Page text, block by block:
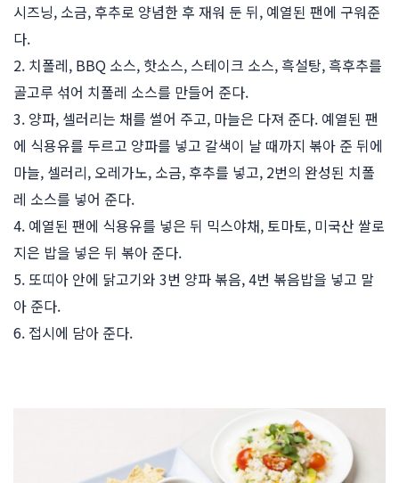
시즈닝, 소금, 후추로 양념한 후 재워 둔 뒤, 예열된 팬에 구워준
다.
2. 치폴레, BBQ 소스, 핫소스, 스테이크 소스, 흑설탕, 흑후추를
골고루 섞어 치폴레 소스를 만들어 준다.
3. 양파, 셀러리는 채를 썰어 주고, 마늘은 다져 준다. 예열된 팬
에 식용유를 두르고 양파를 넣고 갈색이 날 때까지 볶아 준 뒤에
마늘, 셀러리, 오레가노, 소금, 후추를 넣고, 2번의 완성된 치폴
레 소스를 넣어 준다.
4. 예열된 팬에 식용유를 넣은 뒤 믹스야채, 토마토, 미국산 쌀로
지은 밥을 넣은 뒤 볶아 준다.
5. 또띠아 안에 닭고기와 3번 양파 볶음, 4번 볶음밥을 넣고 말
아 준다.
6. 접시에 담아 준다.